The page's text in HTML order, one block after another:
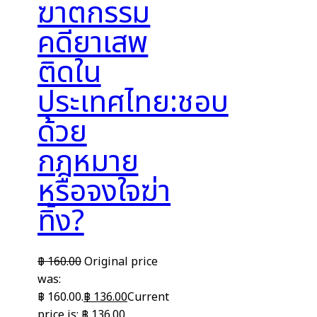
ฆาตกรรม
คดียาเสพ
ติดใน
ประเทศไทย:ชอบ
ด้วย
กฎหมาย
หรือจงใจฆ่า
ทิ้ง?
฿160.00Original price
was:
฿ 160.00.฿136.00Current